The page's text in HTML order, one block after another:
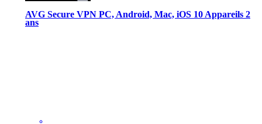
AVG Secure VPN PC, Android, Mac, iOS 10 Appareils 2
ans